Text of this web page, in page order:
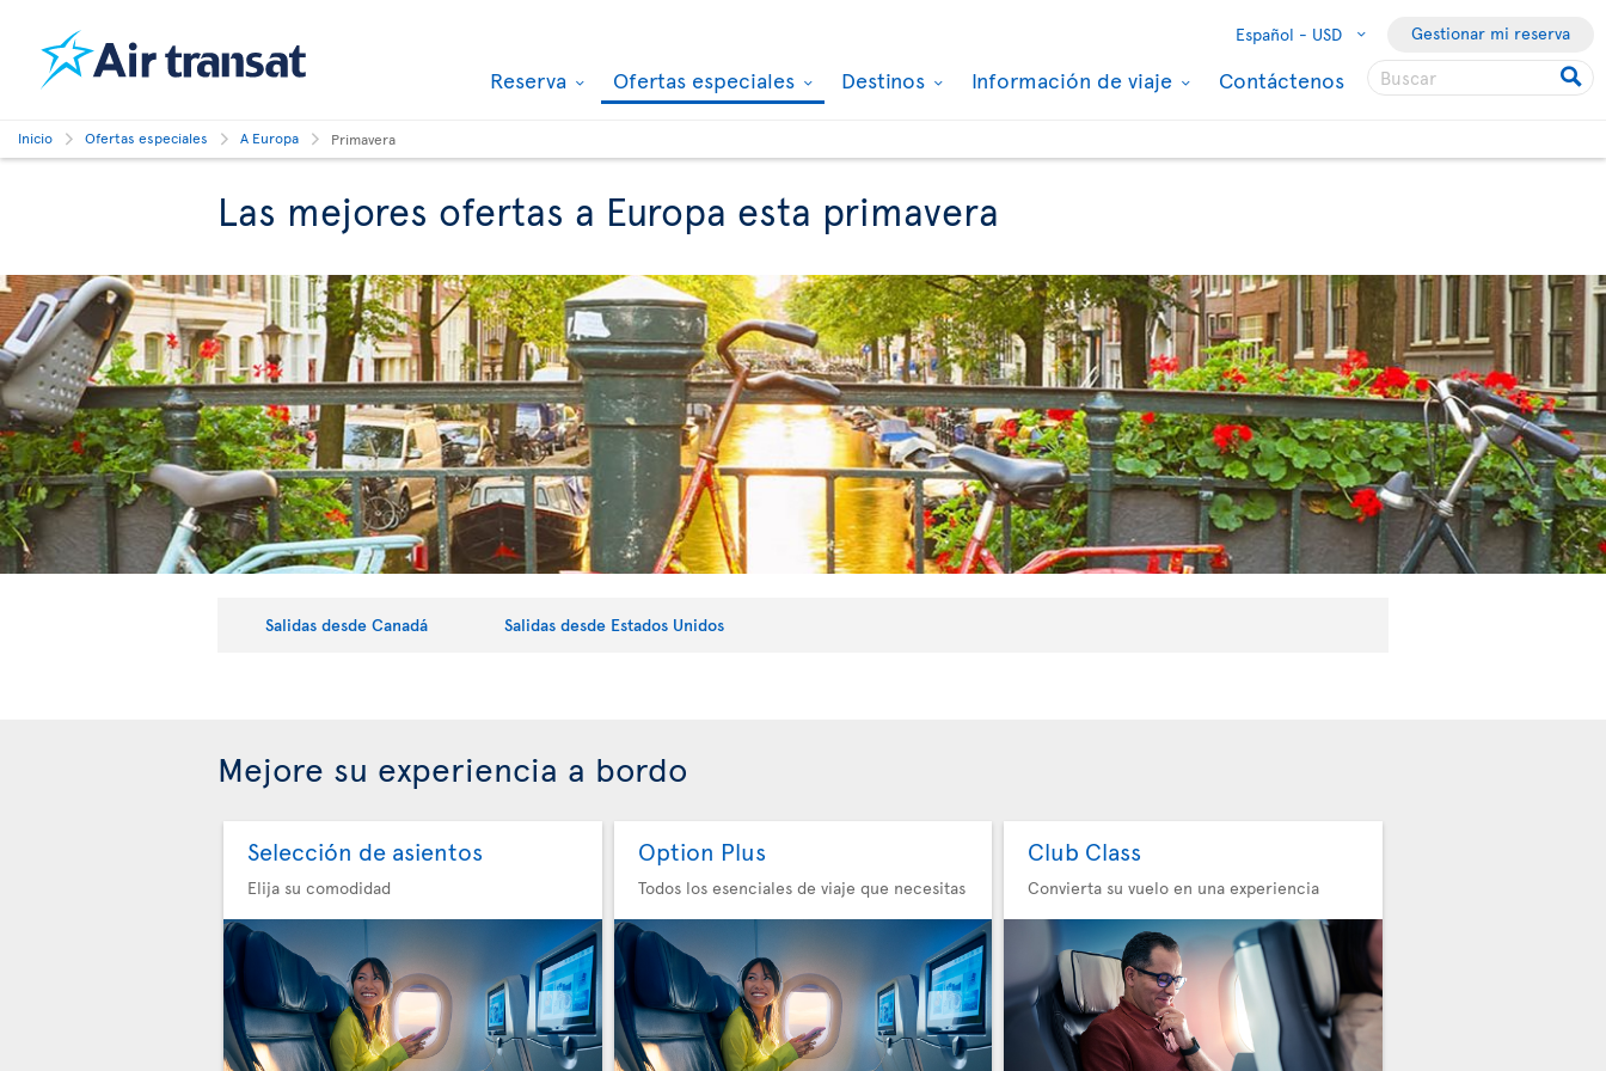
Español - USD Gestionar mi reserva
Reserva Ofertas especiales Destinos Información de viaje Contáctenos
Inicio Ofertas especiales A Europa Primavera
Las mejores ofertas a Europa esta primavera
Salidas desde Canadá Salidas desde Estados Unidos
Mejore su experiencia a bordo
Selección de asientos
Elija su comodidad
Option Plus
Todos los esenciales de viaje que necesitas
Club Class
Convierta su vuelo en una experiencia